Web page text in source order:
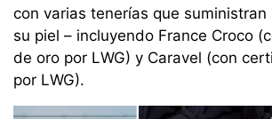
con varias tenerías que suministran
su piel – incluyendo France Croco
de oro por LWG) y Caravel (con
por LWG).